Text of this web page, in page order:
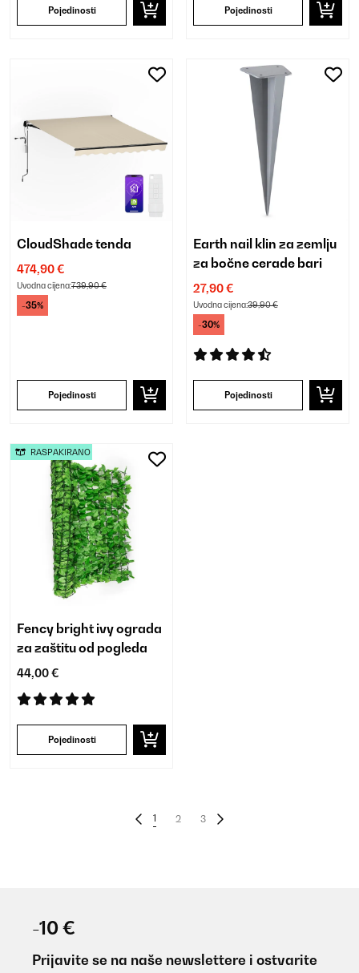
Pojedinosti Pojedinosti
CloudShade tenda
474,90 €
Uvodna cijena:739,90 €
-35%
Pojedinosti
Earth nail klin za zemlju
za bočne cerade bari
27,90 €
Uvodna cijena:39,90 €
-30%
Pojedinosti
Fency bright ivy ograda
za zaštitu od pogleda
44,00 €
Pojedinosti
RASPAKIRANO
1 2 3
-10 €
Prijavite se na naše newslettere i ostvarite